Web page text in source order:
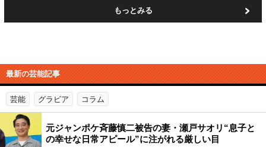
もっとみる
最新の芸能記事
芸能 グラビア コラム
元ジャンポケ斉藤慎二被告の妻・瀬戸サオリ“息子と
の幸せな日常アピール”に注がれる厳しい目